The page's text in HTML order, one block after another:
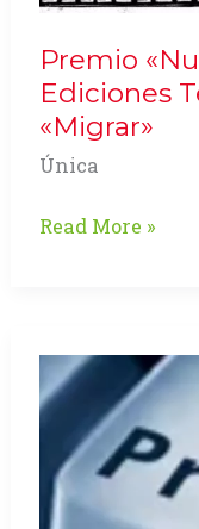
Premio
Ediciones
«Migrar»
Única
Premio
Ediciones
Tecolote
–
México
por
«Migrar»
Read More »